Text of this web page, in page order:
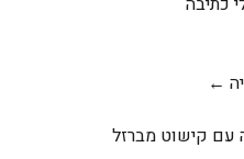
←
עם קישוט מברזל